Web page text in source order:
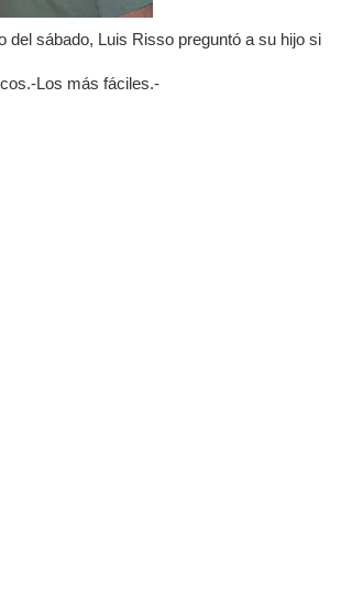
del sábado, Luis Risso preguntó a su hijo si
Los más fáciles.-